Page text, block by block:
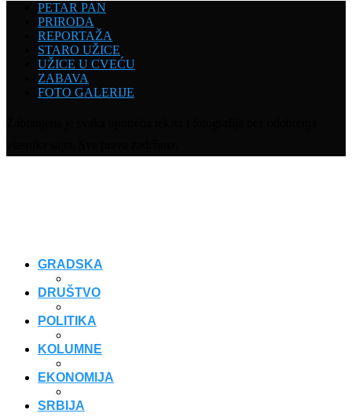
PETAR PAN
PRIRODA
REPORTAŽA
STARO UŽICE
UŽICE U CVEĆU
ZABAVA
FOTO GALERIJE
GRADSKA
DRUŠTVO
POLITIKA
KOLUMNE
EKONOMIJA
SRBIJA